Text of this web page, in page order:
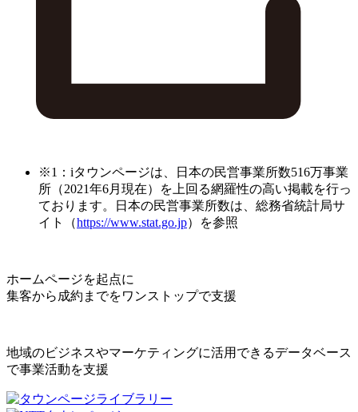
※1：iタウンページは、日本の民営事業所数516万事業
所（2021年6月現在）を上回る網羅性の高い掲載を行っ
ております。日本の民営事業所数は、総務省統計局サ
イト（https://www.stat.go.jp）を参照
ホームページを起点に
集客から成約までをワンストップで支援
地域のビジネスやマーケティングに活用できるデータベース
で事業活動を支援